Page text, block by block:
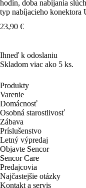
Ihneď k odoslaniu
Skladom viac ako 5 ks.
Produkty
Varenie
Osobná starostlivosť
Zábava
Príslušenstvo
Letný výpredaj
Objavte Sencor
Sencor Care
Predajcovia
Najčastejšie otázky
Kontakt a servis
Obchodné podmienky
Ochrana osobných údajov
Reklamačný poriadok